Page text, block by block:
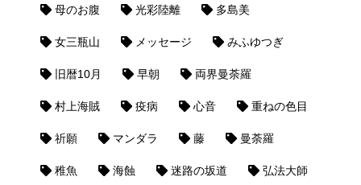
母のお腹 光彩陸離 多島美
女三瓶山 メッセージ みふゆつぎ
旧暦10月 早朝 両界曼荼羅
村上海賊 疫病 心音 重ねの色目
祈願 マンダラ 藤 曼荼羅
稚魚 海蝕 迷路の坂道 弘法大師